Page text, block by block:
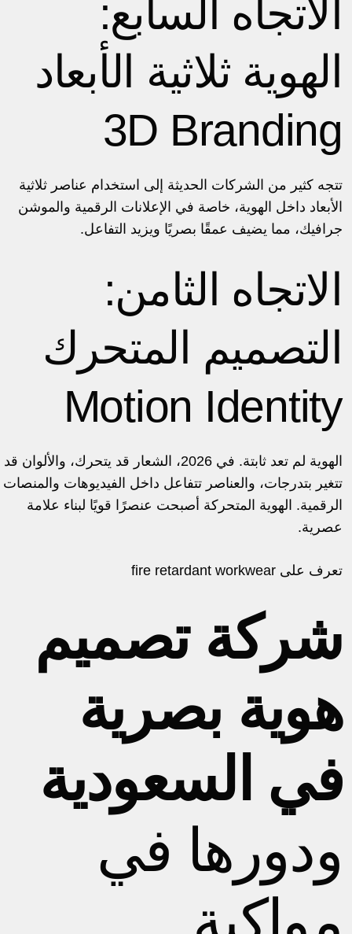
الاتجاه السابع:
الهوية ثلاثية الأبعاد
3D Branding
تتجه كثير من الشركات الحديثة إلى استخدام عناصر ثلاثية
الأبعاد داخل الهوية، خاصة في الإعلانات الرقمية والموشن
جرافيك، مما يضيف عمقًا بصريًا ويزيد التفاعل.
الاتجاه الثامن:
التصميم المتحرك
Motion Identity
الهوية لم تعد ثابتة. في 2026، الشعار قد يتحرك، والألوان قد
تتغير بتدرجات، والعناصر تتفاعل داخل الفيديوهات والمنصات
الرقمية. الهوية المتحركة أصبحت عنصرًا قويًا لبناء علامة
عصرية.
تعرف على fire retardant workwear
شركة تصميم
هوية بصرية
في السعودية
ودورها في